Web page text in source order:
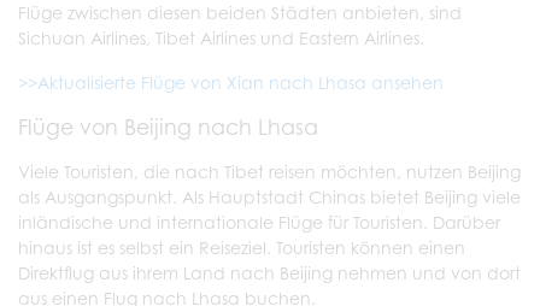
Flüge zwischen diesen beiden Städten anbieten, sind
Sichuan Airlines, Tibet Airlines und Eastern Airlines.
>>Aktualisierte Flüge von Xian nach Lhasa ansehen
Flüge von Beijing nach Lhasa
Viele Touristen, die nach Tibet reisen möchten, nutzen Beijing
als Ausgangspunkt. Als Hauptstadt Chinas bietet Beijing viele
inländische und internationale Flüge für Touristen. Darüber
hinaus ist es selbst ein Reiseziel. Touristen können einen
Direktflug aus ihrem Land nach Beijing nehmen und von dort
aus einen Flug nach Lhasa buchen.